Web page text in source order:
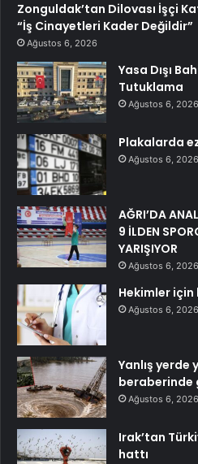
Zonguldak’tan Dilovası İşçi
“İş Cinayetleri Kader Değildir”
Ağustos 6, 2026
Yasa Dışı
Tutuklama
Ağustos 6, 2026
Plakalarda
Ağustos 6, 2026
AĞRI’DA
9 İLDEN
YARIŞIYOR
Ağustos 6, 2026
Hekimler
Ağustos 6, 2026
Yanlış
beraberinde
Ağustos 6, 2026
Irak’tan
hattı